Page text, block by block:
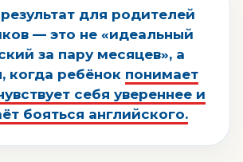
для родителей
— это не «идеальный
за пару месяцев», а
когда ребёнок понимает
себя увереннее и
бояться английского.